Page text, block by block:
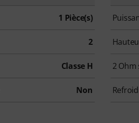
1 Pièce(s)
2
Classe H 2 Ohm
Non